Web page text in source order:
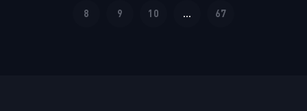
8 9 10 ... 67